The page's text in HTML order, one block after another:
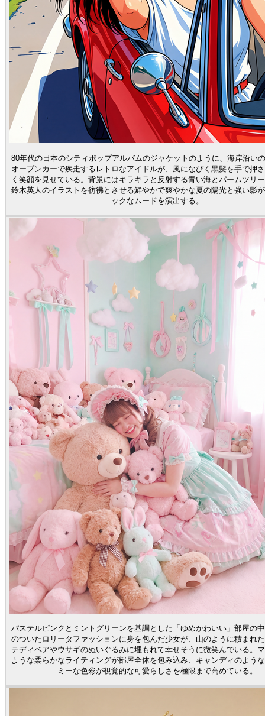
80年代の日本のシティポップアルバムのジャケットのように、海岸沿い
オープンカーで疾走するレトロなアイドルが、風になびく黒髪を手で押
く笑顔を見せている。背景にはキラキラと反射する青い海とパームツリ
鈴木英人のイラストを彷彿とさせる鮮やかで爽やかな夏の陽光と強い影
ックなムードを演出する。
パステルピンクとミントグリーンを基調とした「ゆめかわいい」部屋の
のついたロリータファッションに身を包んだ少女が、山のように積まれ
テディベアやウサギのぬいぐるみに埋もれて幸せそうに微笑んでいる。
ような柔らかなライティングが部屋全体を包み込み、キャンディのよう
ミーな色彩が視覚的な可愛らしさを極限まで高めている。